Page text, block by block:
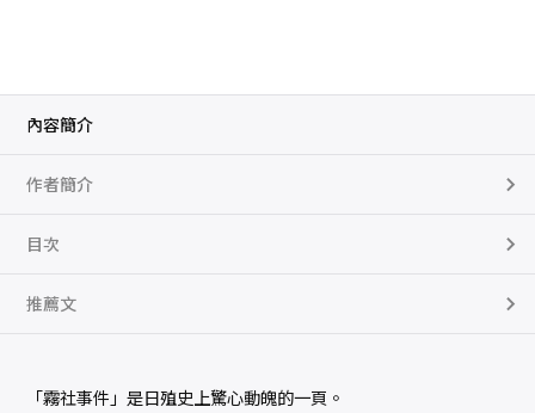
量
內容簡介
作者簡介
目次
推薦文
「霧社事件」是日殖史上驚心動魄的一頁。